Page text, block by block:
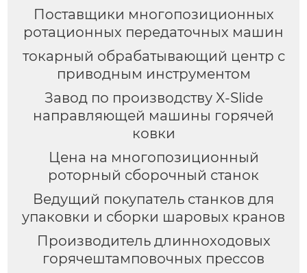
Поставщики многопозиционных
ротационных передаточных машин
токарный обрабатывающий центр с
приводным инструментом
Завод по производству X-Slide
направляющей машины горячей
ковки
Цена на многопозиционный
роторный сборочный станок
Ведущий покупатель станков для
упаковки и сборки шаровых кранов
Производитель длинноходовых
горячештамповочных прессов